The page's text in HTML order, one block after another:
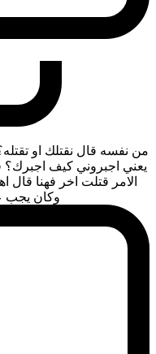
من نفسه قال نقتلك او تقتله؟
يعني اجبروني كيف
الامر قتلت اخر فهنا قال
وكان يجب